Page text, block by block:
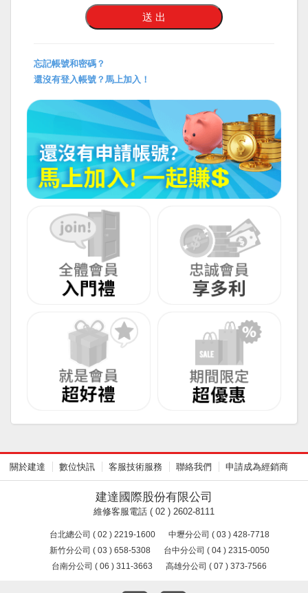
忘記帳號和密碼？
還沒有登入帳號？馬上加入！
關於建達 數位快訊 客服技術服務 聯絡我們 申請成為經銷商
建達國際股份有限公司
維修客服電話 ( 02 ) 2602-8111
台北總公司 ( 02 ) 2219-1600
中壢分公司 ( 03 ) 428-7718
新竹分公司 ( 03 ) 658-5308
台中分公司 ( 04 ) 2315-0050
台南分公司 ( 06 ) 311-3663
高雄分公司 ( 07 ) 373-7566